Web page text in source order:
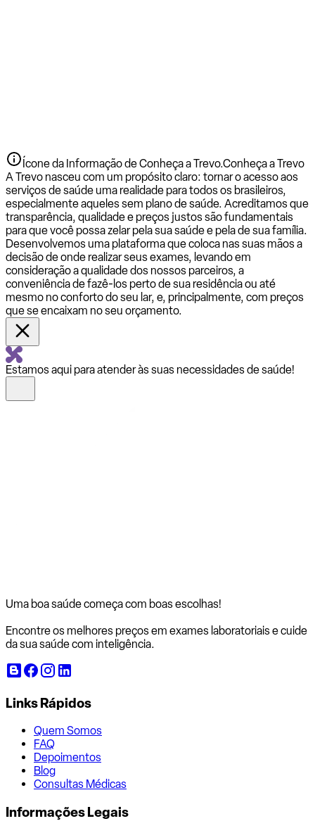
Ícone da Informação de Conheça a Trevo.Conheça a Trevo
A Trevo nasceu com um propósito claro: tornar o acesso aos
serviços de saúde uma realidade para todos os brasileiros,
especialmente aqueles sem plano de saúde. Acreditamos que
transparência, qualidade e preços justos são fundamentais
para que você possa zelar pela sua saúde e pela de sua família.
Desenvolvemos uma plataforma que coloca nas suas mãos a
decisão de onde realizar seus exames, levando em
consideração a qualidade dos nossos parceiros, a
conveniência de fazê-los perto de sua residência ou até
mesmo no conforto do seu lar, e, principalmente, com preços
que se encaixam no seu orçamento.
Estamos aqui para atender às suas necessidades de saúde!
Uma boa saúde começa com boas escolhas!
Encontre os melhores preços em exames laboratoriais e cuide
da sua saúde com inteligência.
Links Rápidos
Quem Somos
FAQ
Depoimentos
Blog
Consultas Médicas
Informações Legais